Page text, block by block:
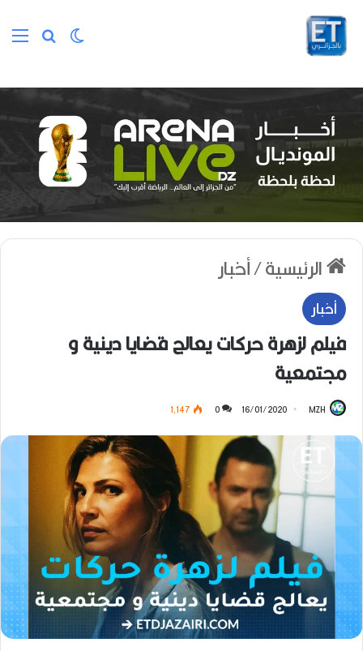
بحث عن
الوضع المظلم
الرئيسية/أخبار
أخبار
فيلم لزهرة حركات يعالج قضايا دينية و
مجتمعية
MZH
16/01/2020
0 1٬147